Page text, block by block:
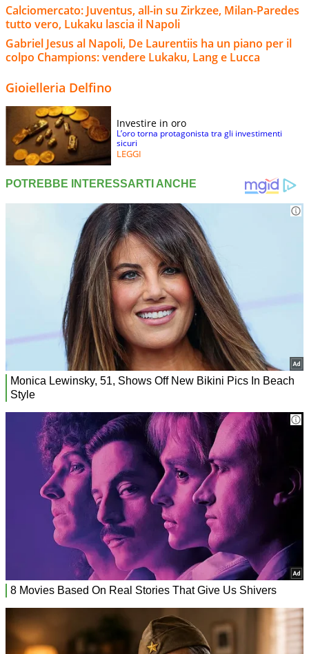
Calciomercato: Juventus, all-in su Zirkzee, Milan-Paredes
tutto vero, Lukaku lascia il Napoli
Gabriel Jesus al Napoli, De Laurentiis ha un piano per il
colpo Champions: vendere Lukaku, Lang e Lucca
Gioielleria Delfino
Investire in oro
L’oro torna protagonista tra gli investimenti
sicuri
LEGGI